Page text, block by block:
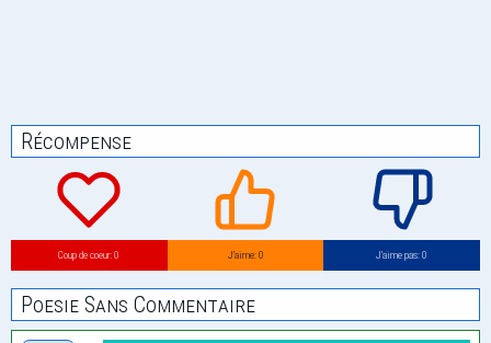
Récompense
Coup de coeur: 0 J’aime: 0 J’aime pas: 0
Poesie Sans Commentaire